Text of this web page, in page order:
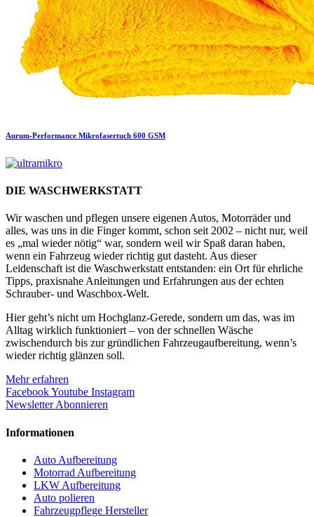
Aurum-Performance Mikrofasertuch 600 GSM
DIE WASCHWERKSTATT
Wir waschen und pflegen unsere eigenen Autos, Motorräder und
alles, was uns in die Finger kommt, schon seit 2002 – nicht nur, weil
es „mal wieder nötig“ war, sondern weil wir Spaß daran haben,
wenn ein Fahrzeug wieder richtig gut dasteht. Aus dieser
Leidenschaft ist die Waschwerkstatt entstanden: ein Ort für ehrliche
Tipps, praxisnahe Anleitungen und Erfahrungen aus der echten
Schrauber- und Waschbox-Welt.
Hier geht’s nicht um Hochglanz-Gerede, sondern um das, was im
Alltag wirklich funktioniert – von der schnellen Wäsche
zwischendurch bis zur gründlichen Fahrzeugaufbereitung, wenn’s
wieder richtig glänzen soll.
Mehr erfahren
FacebookYoutube Instagram
Newsletter Abonnieren
Informationen
Auto Aufbereitung
Motorrad Aufbereitung
LKW Aufbereitung
Auto polieren
Fahrzeugpflege Hersteller